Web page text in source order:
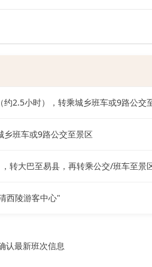
2.5小时），转乘城乡班车或9路公交
乡班车或9路公交至景区
转大巴至易县，再转乘公交/班车至景
西陵游客中心"
认最新班次信息